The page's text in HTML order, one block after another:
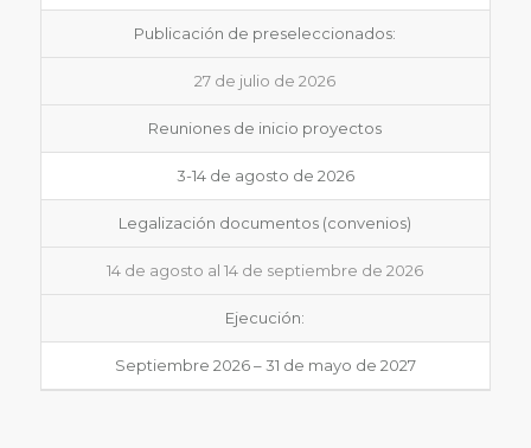
Publicación de preseleccionados:
27 de julio de 2026
Reuniones de inicio proyectos
3-14 de agosto de 2026
Legalización documentos (convenios)
14 de agosto al 14 de septiembre de 2026
Ejecución:
Septiembre 2026 – 31 de mayo de 2027